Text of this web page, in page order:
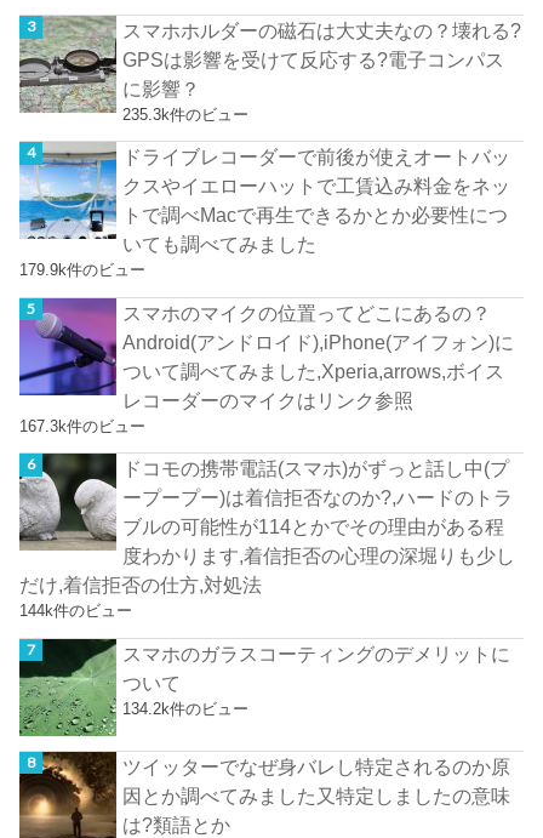
スマホホルダーの磁石は大丈夫なの？壊れる?
GPSは影響を受けて反応する?電子コンパス
に影響？
235.3k件のビュー
ドライブレコーダーで前後が使えオートバッ
クスやイエローハットで工賃込み料金をネッ
トで調べMacで再生できるかとか必要性につ
いても調べてみました
179.9k件のビュー
スマホのマイクの位置ってどこにあるの？
Android(アンドロイド),iPhone(アイフォン)に
ついて調べてみました,Xperia,arrows,ボイス
レコーダーのマイクはリンク参照
167.3k件のビュー
ドコモの携帯電話(スマホ)がずっと話し中(プ
ープープー)は着信拒否なのか?,ハードのトラ
ブルの可能性が114とかでその理由がある程
度わかります,着信拒否の心理の深堀りも少し
だけ,着信拒否の仕方,対処法
144k件のビュー
スマホのガラスコーティングのデメリットに
ついて
134.2k件のビュー
ツイッターでなぜ身バレし特定されるのか原
因とか調べてみました又特定しましたの意味
は?類語とか